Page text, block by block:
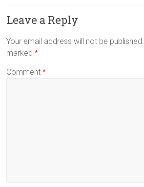
Leave a Reply
Your email address will not be published.
marked*
Comment*